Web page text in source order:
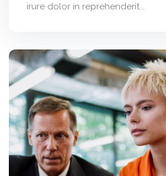
irure dolor in reprehenderit...